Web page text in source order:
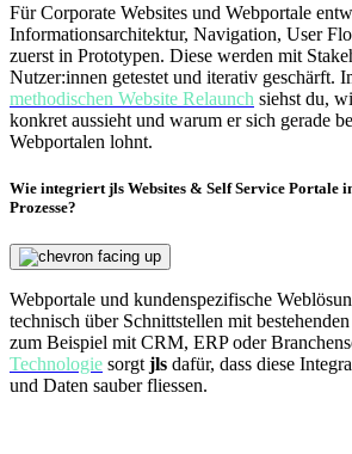
Für Corporate Websites und Webportale
Informationsarchitektur, Navigation, User
zuerst in Prototypen. Diese werden mit
Nutzer:innen getestet und iterativ geschärft.
methodischen Website Relaunch siehst du,
konkret aussieht und warum er sich gerade
Webportalen lohnt.
Wie integriert jls Websites & Self Service Portale
Prozesse?
Webportale und kundenspezifische
technisch über Schnittstellen mit
zum Beispiel mit CRM, ERP oder
Technologie sorgt jls dafür, dass diese
und Daten sauber fliessen.